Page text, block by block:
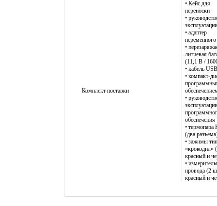
Комплект поставки
• Кейс для
переноски
•
эксплуатации
• адаптер
переменного
•
литиевая
(11,1 В /
• кабель USB
• компакт-
•
эксплуатации
обеспечения
• термопара
(два
• зажимы
«крокодил»
красный и
•
провода (2
красный и